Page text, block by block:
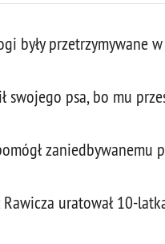
były przetrzymywane
swojego psa, bo mu
zaniedbywanemu
uratował 10-